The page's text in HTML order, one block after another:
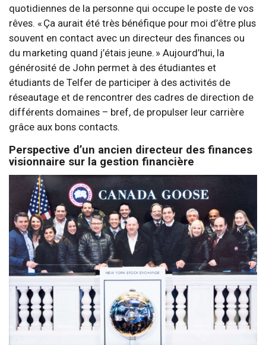
quotidiennes de la personne qui occupe le poste de vos
rêves. « Ça aurait été très bénéfique pour moi d’être plus
souvent en contact avec un directeur des finances ou
du marketing quand j’étais jeune. » Aujourd’hui, la
générosité de John permet à des étudiantes et
étudiants de Telfer de participer à des activités de
réseautage et de rencontrer des cadres de direction de
différents domaines – bref, de propulser leur carrière
grâce aux bons contacts.
Perspective d’un ancien directeur des finances
visionnaire sur la gestion financière